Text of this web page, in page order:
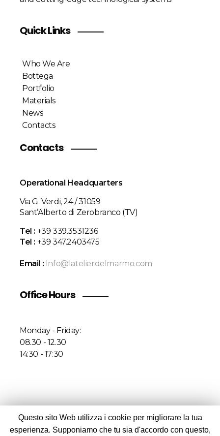
Quick Links
Who We Are
Bottega
Portfolio
Materials
News
Contacts
Contacts
Operational Headquarters
Via G. Verdi, 24 / 31059
Sant’Alberto di Zerobranco (TV)
Tel : +39 339.3531236
Tel : +39 347.2403475
Email : Info@latelierdelmarmo.com
Office Hours
Monday - Friday:
08.30 - 12.30
14:30 - 17:30
© 2020 Atelier Del Marmo Srl. All rights reserved |
Questo sito Web utilizza i cookie per migliorare la tua
esperienza. Supponiamo che tu sia d'accordo con questo,